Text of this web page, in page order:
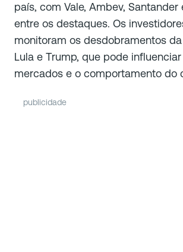
país, com Vale, Ambev, Santander
entre os destaques. Os
monitoram os desdobramentos
Lula e Trump, que pode
mercados e o comportamento do
publicidade